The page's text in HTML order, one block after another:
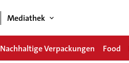
Mediathek
Nachhaltige Verpackungen Food